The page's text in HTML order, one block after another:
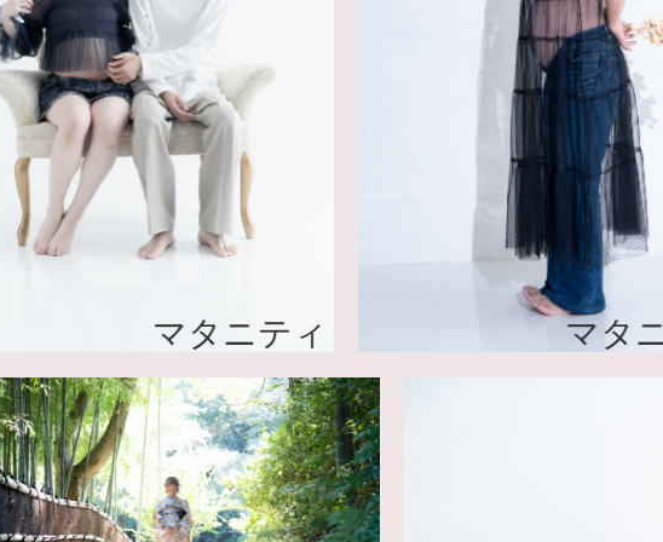
マタニティ マタニティ